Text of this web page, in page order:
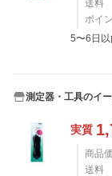
送料
ポイ
5〜6日以
測定器・工具のイ
実質
商品
送料